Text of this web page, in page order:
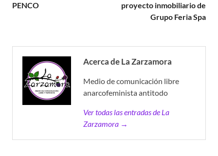
PENCO
proyecto inmobiliario de
Grupo Feria Spa
Acerca de La Zarzamora
Medio de comunicación libre
anarcofeminista antitodo
Ver todas las entradas de La
Zarzamora →